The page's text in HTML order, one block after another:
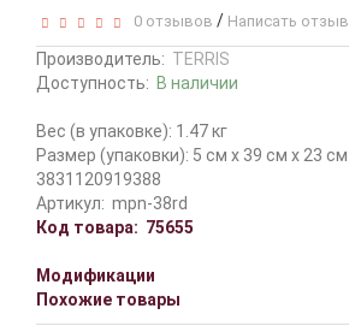
0 отзывов / Написать отзыв
Производитель: TERRIS
Доступность: В наличии
Вес (в упаковке): 1.47 кг
Размер (упаковки): 5 см x 39 см x 23 см
3831120919388
Артикул: mpn-38rd
Код товара: 75655
Модификации
Похожие товары